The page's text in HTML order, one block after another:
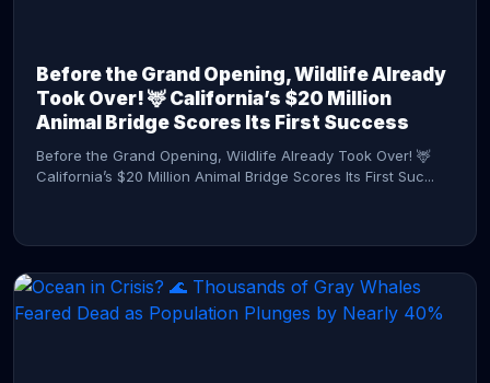
Before the Grand Opening, Wildlife Already
Took Over! 🦌 California’s $20 Million
Animal Bridge Scores Its First Success
Before the Grand Opening, Wildlife Already Took Over! 🦌
California’s $20 Million Animal Bridge Scores Its First Suc...